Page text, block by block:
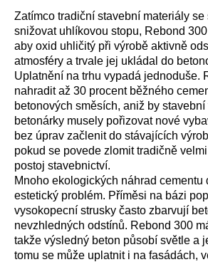
Zatímco tradiční stavební materiály
snižovat uhlíkovou stopu, Rebond
aby oxid uhličitý při výrobě aktivně
atmosféry a trvale jej ukládal do
Uplatnění na trhu vypadá jednoduše.
nahradit až 30 procent běžného
betonových směsích, aniž by
betonárky musely pořizovat nové
bez úprav začlenit do stávajících
pokud se povede zlomit tradičně
postoj stavebnictví.
Mnoho ekologických náhrad cementu
estetický problém. Příměsi na bázi
vysokopecní strusky často zbarvují
nevzhledných odstínů. Rebond 300
takže výsledný beton působí světle a
tomu se může uplatnit i na fasádách,